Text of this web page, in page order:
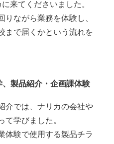
来てくださいました。
りながら業務を体験し、
まで届くかという流れを
、製品紹介・企画課体験
介では、ナリカの会社や
て学びました。
体験で使用する製品チラ